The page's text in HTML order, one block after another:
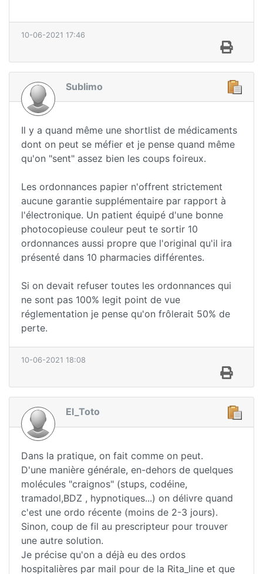
10-06-2021 17:46
Sublimo
Il y a quand même une shortlist de médicaments
dont on peut se méfier et je pense quand même
qu'on "sent" assez bien les coups foireux.
Les ordonnances papier n'offrent strictement
aucune garantie supplémentaire par rapport à
l'électronique. Un patient équipé d'une bonne
photocopieuse couleur peut te sortir 10
ordonnances aussi propre que l'original qu'il ira
présenté dans 10 pharmacies différentes.
Si on devait refuser toutes les ordonnances qui
ne sont pas 100% legit point de vue
réglementation je pense qu'on frôlerait 50% de
perte.
10-06-2021 18:08
El_Toto
Dans la pratique, on fait comme on peut.
D'une manière générale, en-dehors de quelques
molécules "craignos" (stups, codéine,
tramadol,BDZ , hypnotiques...) on délivre quand
c'est une ordo récente (moins de 2-3 jours).
Sinon, coup de fil au prescripteur pour trouver
une autre solution.
Je précise qu'on a déjà eu des ordos
hospitalières par mail pour de la Rita_line et que